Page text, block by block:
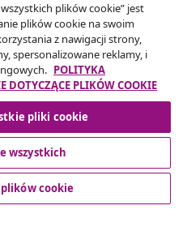
jest sklepem internetowym
plików cookie” jest
plików cookie na swoim
z nawigacji strony,
spersonalizowane reklamy, i
POLITYKA
DOTYCZĄCE PLIKÓW COOKIE
pliki cookie
wszystkich
cookie